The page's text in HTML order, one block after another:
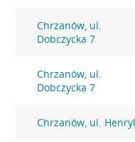
Chrzanów, ul.
Dobczycka 7
Chrzanów, ul.
Dobczycka 7
Chrzanów, ul.